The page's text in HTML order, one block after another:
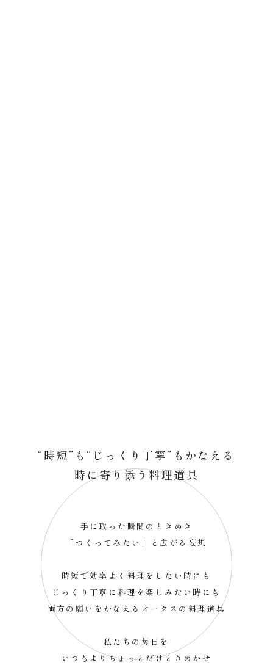
“時短”も“じっくり丁寧”もかなえる
時に寄り添う料理道具
手に取った瞬間のときめき
「つくってみたい」と広がる妄想
時短で効率よく料理をしたい時にも
じっくり丁寧に料理を楽しみたい時にも
両方の願いをかなえるオークスの料理道具
私たちの毎日を
いつもよりちょっとだけときめかせ